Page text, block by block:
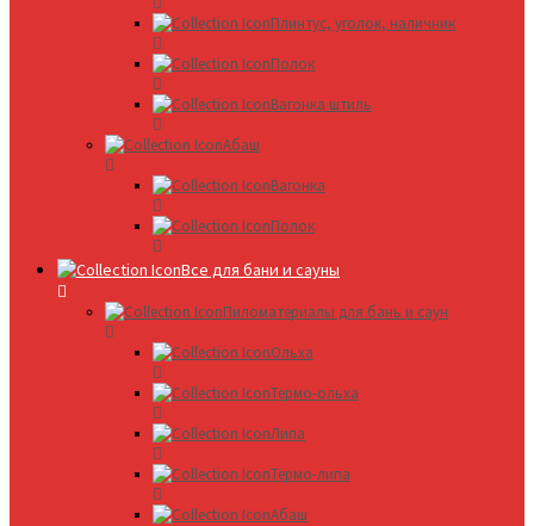
Плинтус, уголок, наличник
Полок
Вагонка штиль
Абаш
Вагонка
Полок
Все для бани и сауны
Пиломатериалы для бань и саун
Ольха
Термо-ольха
Липа
Термо-липа
Абаш